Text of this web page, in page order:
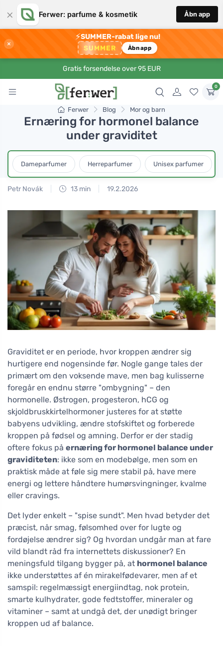
× Ferwer: parfume & kosmetik Åbn app
×
⚡SUMMER-rabat lige nu!
SUMMER Åbn app
Gratis forsendelse over 95 EUR
0
Ferwer Blog Mor og barn
Ernæring for hormonel balance
under graviditet
Dameparfumer Herreparfumer Unisex parfumer
Petr Novák 13 min 19.2.2026
Graviditet er en periode, hvor kroppen ændrer sig
hurtigere end nogensinde før. Nogle gange tales der
primært om den voksende mave, men bag kulisserne
foregår en endnu større "ombygning" – den
hormonelle. Østrogen, progesteron, hCG og
skjoldbruskkirtelhormoner justeres for at støtte
babyens udvikling, ændre stofskiftet og forberede
kroppen på fødsel og amning. Derfor er der stadig
oftere fokus på ernæring for hormonel balance under
graviditeten: ikke som en modebølge, men som en
praktisk måde at føle sig mere stabil på, have mere
energi og lettere håndtere humørsvingninger, kvalme
eller cravings.
Det lyder enkelt – "spise sundt". Men hvad betyder det
præcist, når smag, følsomhed over for lugte og
fordøjelse ændrer sig? Og hvordan undgår man at fare
vild blandt råd fra internettets diskussioner? En
meningsfuld tilgang bygger på, at hormonel balance
ikke understøttes af én mirakelfødevarer, men af et
samspil: regelmæssigt energiindtag, nok protein,
smarte kulhydrater, gode fedtstoffer, mineraler og
vitaminer – samt at undgå det, der unødigt bringer
kroppen ud af balance.